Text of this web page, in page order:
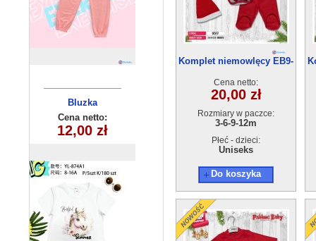
Bluzka
dziecięca
YL-874A1 (8-16)
5 szt
Cena netto:
12,00 zł
Komplet
dziecięcy
HH-640(1-5)
10szt
Cena netto:
24,00 zł
Komplet niemowlęcy EB9-
Cena netto:
20,00 zł
Rozmiary w paczce:
3-6-9-12m
Płeć - dzieci:
Uniseks
Do koszyka